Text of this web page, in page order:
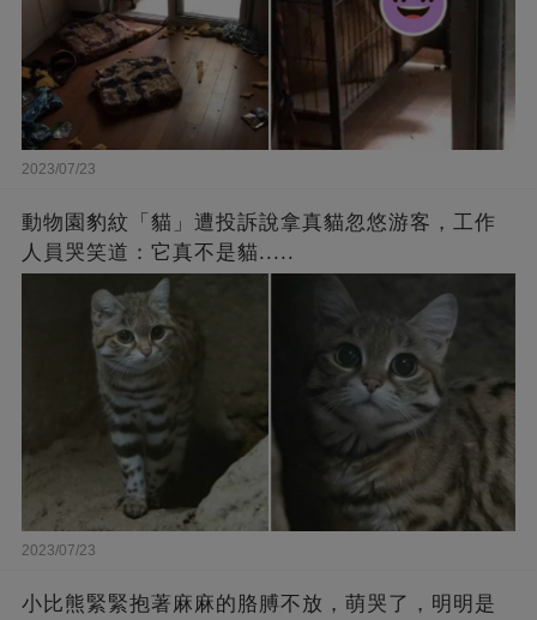
2023/07/23
動物園豹紋「貓」遭投訴說拿真貓忽悠游客，工作
人員哭笑道：它真不是貓.....
2023/07/23
小比熊緊緊抱著麻麻的胳膊不放，萌哭了，明明是